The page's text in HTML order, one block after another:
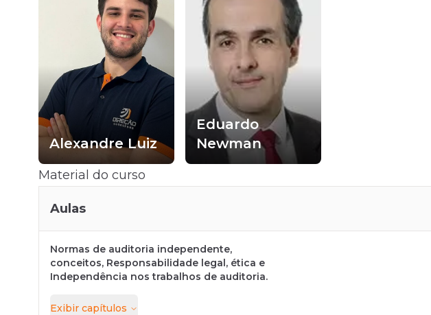
Alexandre Luiz
Eduardo
Newman
Material do curso
Aulas
Normas de auditoria independente,
conceitos, Responsabilidade legal, ética e
Independência nos trabalhos de auditoria.
Exibir capítulos